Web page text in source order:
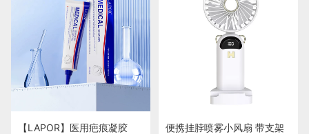
【LAPOR】医用疤痕凝胶
便携挂脖喷雾小风扇 带支架